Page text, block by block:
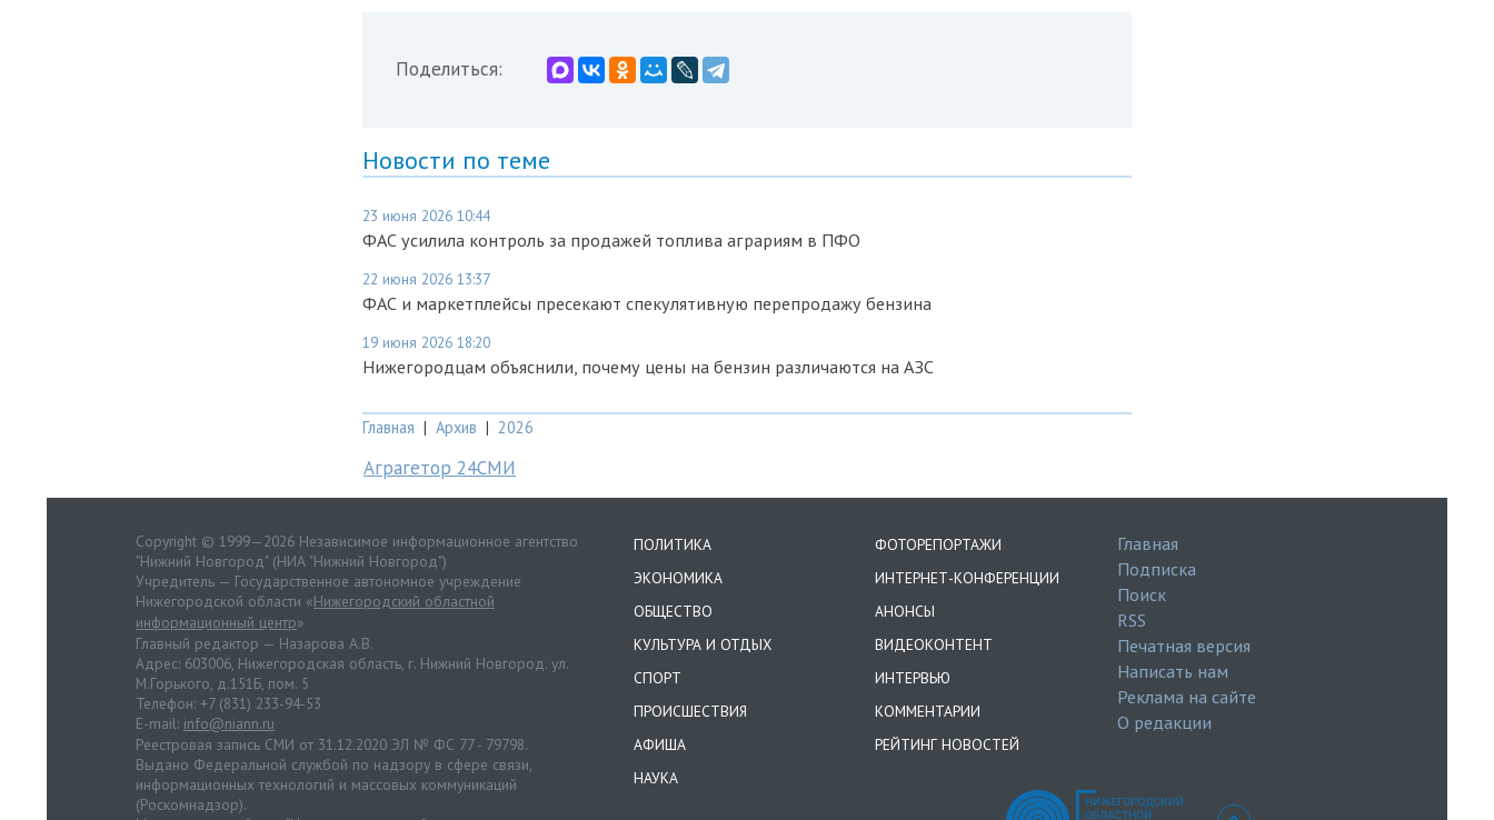
Поделиться:
Новости по теме
23 июня 2026 10:44
ФАС усилила контроль за продажей топлива аграриям в ПФО
22 июня 2026 13:37
ФАС и маркетплейсы пресекают спекулятивную перепродажу бензина
19 июня 2026 18:20
Нижегородцам объяснили, почему цены на бензин различаются на АЗС
Главная | Архив | 2026
Аграгетор 24СМИ
Copyright © 1999—2026 Независимое информационное агентство
"Нижний Новгород" (НИА "Нижний Новгород")
Учредитель — Государственное автономное учреждение
Нижегородской области «Нижегородский областной
информационный центр»
Главный редактор — Назарова А.В.
Адрес: 603006, Нижегородская область, г. Нижний Новгород. ул.
М.Горького, д.151Б, пом. 5
Телефон: +7 (831) 233-94-53
E-mail: info@niann.ru
Реестровая запись СМИ от 31.12.2020 ЭЛ № ФС 77 - 79798.
Выдано Федеральной службой по надзору в сфере связи,
информационных технологий и массовых коммуникаций
(Роскомнадзор).
ПОЛИТИКА
ЭКОНОМИКА
ОБЩЕСТВО
КУЛЬТУРА И ОТДЫХ
СПОРТ
ПРОИСШЕСТВИЯ
АФИША
НАУКА
ФОТОРЕПОРТАЖИ
ИНТЕРНЕТ-КОНФЕРЕНЦИИ
АНОНСЫ
ВИДЕОКОНТЕНТ
ИНТЕРВЬЮ
КОММЕНТАРИИ
РЕЙТИНГ НОВОСТЕЙ
Главная
Подписка
Поиск
RSS
Печатная версия
Написать нам
Реклама на сайте
О редакции